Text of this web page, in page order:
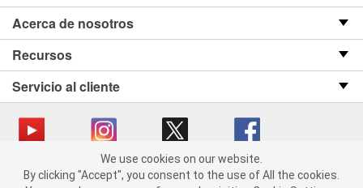
We use cookies on our website. By clicking "Accept", you consent
to the use of All the cookies.
Acerca de nosotros
Recursos
Servicio al cliente
Copyright © 2008-2026 O’Reilly Auto Parts v OST_3.2.0.0.729 (3) cv1361
We use cookies on our website.
By clicking "Accept", you consent to the use of All the cookies.